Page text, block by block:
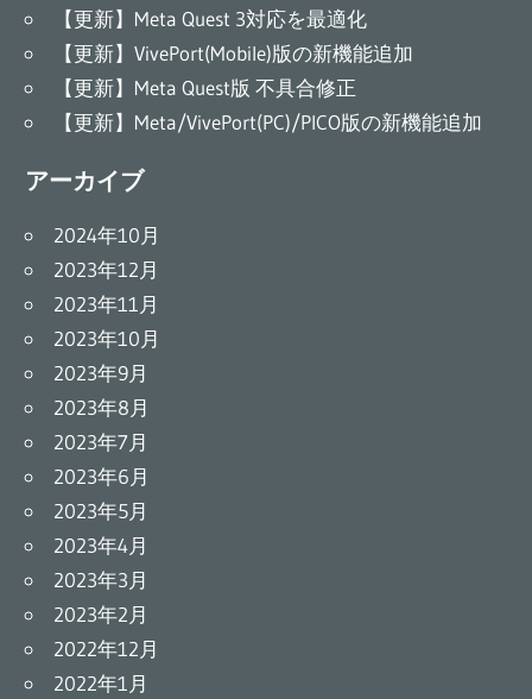
【更新】Meta Quest 3対応を最適化
【更新】VivePort(Mobile)版の新機能追加
【更新】Meta Quest版 不具合修正
【更新】Meta/VivePort(PC)/PICO版の新機能追加
アーカイブ
2024年10月
2023年12月
2023年11月
2023年10月
2023年9月
2023年8月
2023年7月
2023年6月
2023年5月
2023年4月
2023年3月
2023年2月
2022年12月
2022年1月